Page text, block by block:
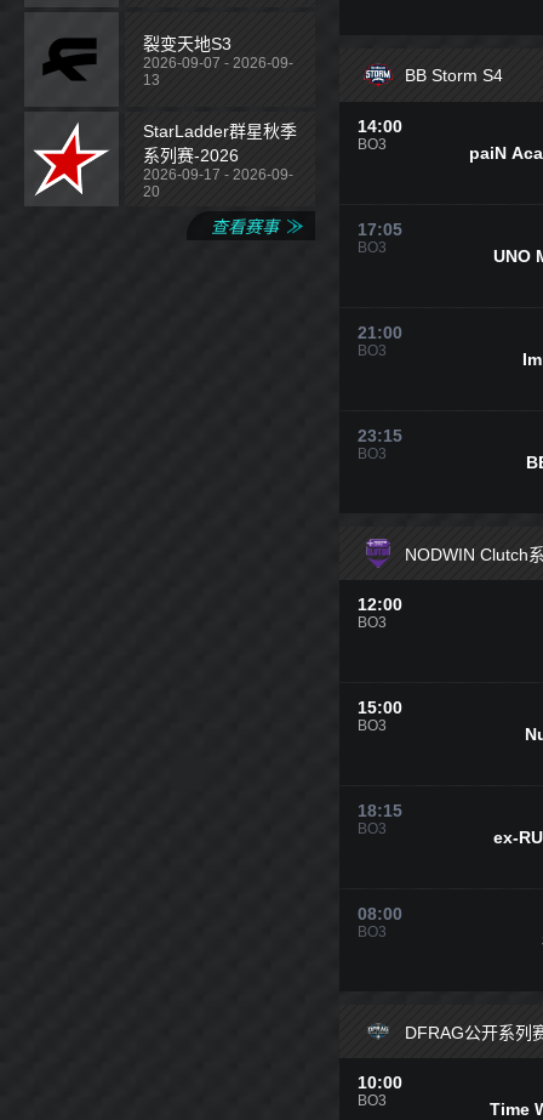
裂变天地S3
2026-09-07 - 2026-09-
13
StarLadder群星秋季
系列赛-2026
2026-09-17 - 2026-09-
20
查看赛事
BB Storm S4
14:00
BO3 paiN
17:05
BO3 UNO
21:00
BO3
23:15
BO3
NODWIN Clutch
12:00
BO3
15:00
BO3
18:15
BO3 ex-
08:00
BO3
DFRAG公开系列
10:00
BO3 Time